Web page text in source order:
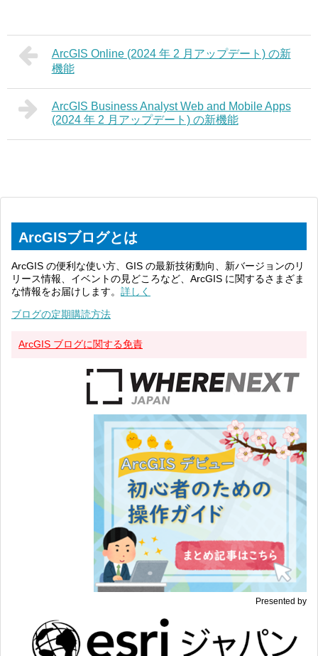
ArcGIS Online (2024 年 2 月アップデート) の新
機能
ArcGIS Business Analyst Web and Mobile Apps
(2024 年 2 月アップデート) の新機能
ArcGISブログとは
ArcGIS の便利な使い方、GIS の最新技術動向、新バージョンのリ
リース情報、イベントの見どころなど、ArcGIS に関するさまざま
な情報をお届けします。 詳しく
ブログの定期購読方法
ArcGIS ブログに関する免責
Presented by